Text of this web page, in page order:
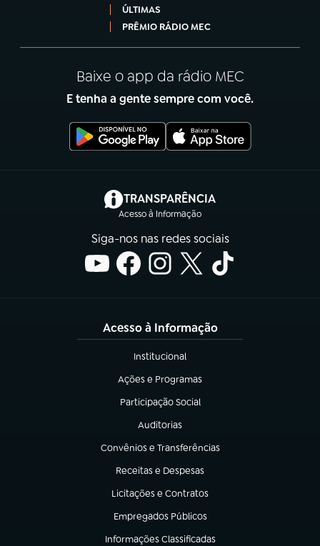
ÚLTIMAS
PRÊMIO RÁDIO MEC
Baixe o app da rádio MEC
E tenha a gente sempre com você.
TRANSPARÊNCIA
Acesso à Informação
(abre em nova aba)
Siga-nos nas redes sociais
Acesso à Informação
Institucional
(abre em nova aba)
Ações e Programas
(abre em nova aba)
Participação Social
(abre em nova aba)
Auditorias
(abre em nova aba)
Convênios e Transferências
(abre em nova aba)
Receitas e Despesas
(abre em nova aba)
Licitações e Contratos
(abre em nova aba)
Empregados Públicos
(abre em nova aba)
Informações Classificadas